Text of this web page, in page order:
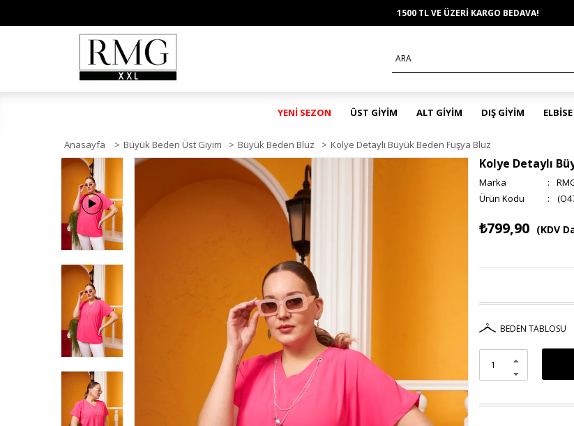
1500 TL VE ÜZERİ KARGO BEDAVA!
YENİ SEZON ÜST GİYİM ALT GİYİM DIŞ GİYİM ELBİSE
Anasayfa > Büyük Beden Üst Giyim > Büyük Beden Bluz > Kolye Detaylı Büyük Beden Fuşya Bluz
Kolye Detaylı
Marka :
₺799,90 (KDV
BEDEN TABLOSU